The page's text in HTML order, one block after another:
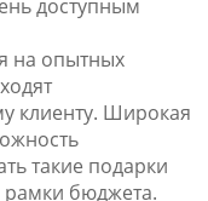
доступным
на опытных
клиенту. Широкая
такие подарки
рамки бюджета.